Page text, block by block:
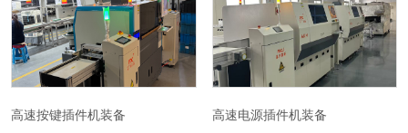
高速按键插件机装备 高速电源插件机装备